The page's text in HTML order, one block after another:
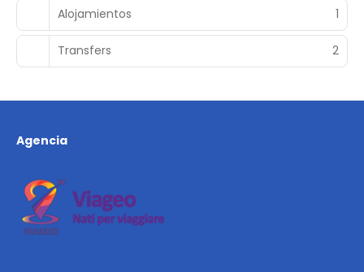
Alojamientos 1
Transfers 2
Agencia